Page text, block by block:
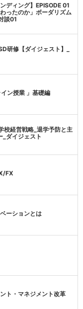
ディング】EPISODE 01
ったのか」ボーダリズム
談01
研修【ダイジェスト】_
ン授業 」基礎編
経営戦略_退学予防と主
_ダイジェスト
FX
ーションとは
ト・マネジメント改革